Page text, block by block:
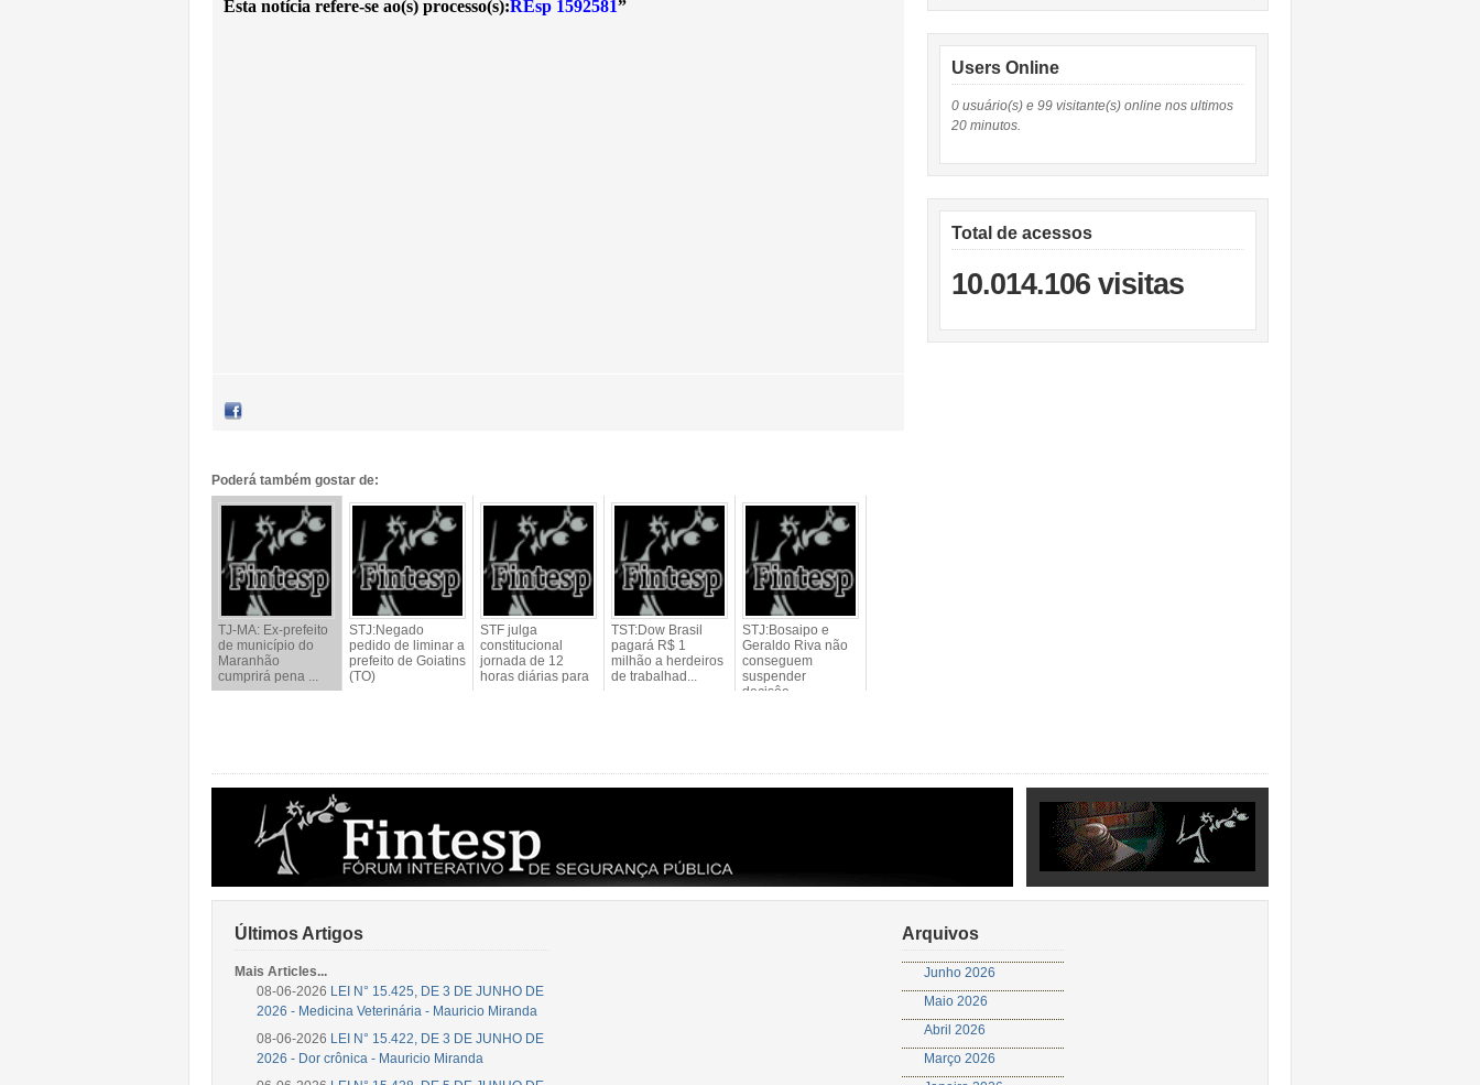
Esta notícia refere-se ao(s) processo(s):REsp 1592581”
Poderá também gostar de:
TJ-MA: Ex-prefeito
de município do
Maranhão
cumprirá pena ...
STJ:Negado
pedido de liminar a
prefeito de Goiatins
(TO)
STF julga
constitucional
jornada de 12
horas diárias para
TST:Dow Brasil
pagará R$ 1
milhão a herdeiros
de trabalhad...
STJ:Bosaipo e
Geraldo Riva não
conseguem
suspender
decisôe...
Users Online
0 usuário(s) e 99 visitante(s) online nos ultimos
20 minutos.
Total de acessos
10.014.106 visitas
Últimos Artigos
Mais Articles...
08-06-2026 LEI N° 15.425, DE 3 DE JUNHO DE
2026 - Medicina Veterinária - Mauricio Miranda
08-06-2026 LEI N° 15.422, DE 3 DE JUNHO DE
2026 - Dor crônica - Mauricio Miranda
Arquivos
Junho 2026
Maio 2026
Abril 2026
Março 2026